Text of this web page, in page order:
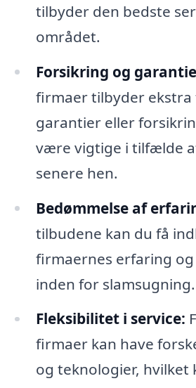
tilbyder den bedste
området.
Forsikring og
firmaer tilbyder ekstra
garantier eller
være vigtige i tilfælde
senere hen.
Bedømmelse af
tilbudene kan du få
firmaernes erfaring
inden for slamsugning.
Fleksibilitet i service:
firmaer kan have
og teknologier, hvilket